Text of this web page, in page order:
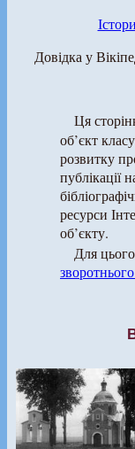
Довідка у
Ця
об’єкт
розвитку
публікації
ресурси
об’єкту.
Для